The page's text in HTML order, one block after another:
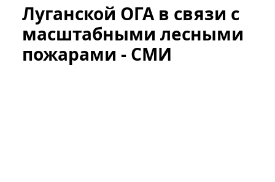
Луганской ОГА в связи с
масштабными лесными
пожарами - СМИ